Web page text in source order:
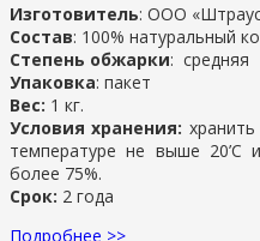
Изготовитель: ООО
Состав: 100% натуральный
Степень обжарки: средняя
Упаковка: пакет
Вес: 1 кг.
Условия хранения:
температуре не выше 20’С
более 75%.
Срок: 2 года
Подробнее >>